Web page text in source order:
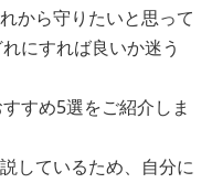
から守りたいと思って
にすれば良いか迷う
すめ5選をご紹介しま
しているため、自分に